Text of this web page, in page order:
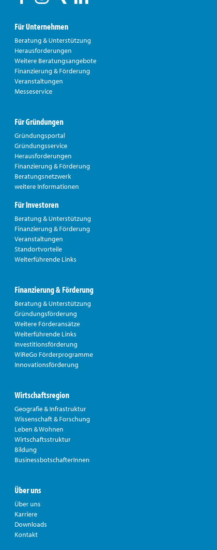
Für Unternehmen
Beratung & Unterstützung
Herausforderungen
Weitere Beratungsangebote
Finanzierung & Förderung
Veranstaltungen
Messeservice
Für Gründungen
Gründungsportal
Gründungsservice
Herausforderungen
Finanzierung & Förderung
Beratungsnetzwerk
weitere Informationen
Für Investoren
Beratung & Unterstützung
Finanzierung & Förderung
Veranstaltungen
Standortvorteile
Weiterführende Links
Finanzierung & Förderung
Beratung & Unterstützung
Gründungsförderung
Weitere Förderansätze
Weiterführende Links
Investitionsförderung
WiReGo Förderprogramme
Innovationsförderung
Wirtschaftsregion
Geografie & Infrastruktur
Wissenschaft & Forschung
Leben & Wohnen
Wirtschaftsstruktur
Bildung
BusinessbotschafterInnen
Über uns
Über uns
Karriere
Downloads
Kontakt